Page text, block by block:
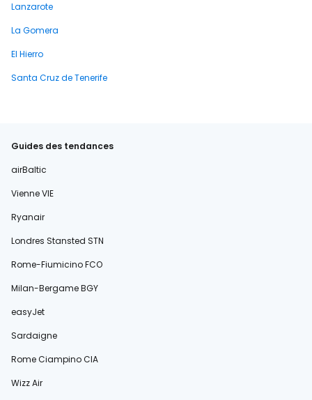
Lanzarote
La Gomera
El Hierro
Santa Cruz de Tenerife
Guides des tendances
airBaltic
Vienne VIE
Ryanair
Londres Stansted STN
Rome-Fiumicino FCO
Milan-Bergame BGY
easyJet
Sardaigne
Rome Ciampino CIA
Wizz Air